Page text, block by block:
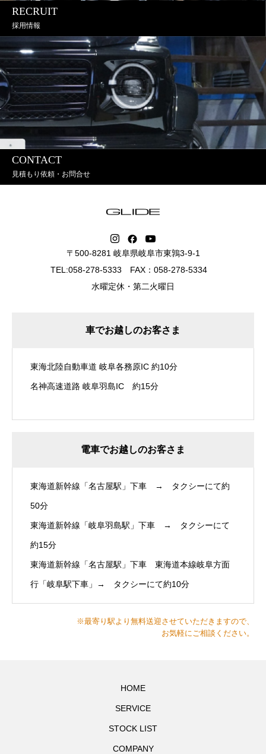
RECRUIT
採用情報
CONTACT
見積もり依頼・お問合せ
〒500-8281 岐阜県岐阜市東鶉3-9-1
TEL:058-278-5333 FAX：058-278-5334
水曜定休・第二火曜日
車でお越しのお客さま
東海北陸自動車道 岐阜各務原IC 約10分
名神高速道路 岐阜羽島IC 約15分
電車でお越しのお客さま
東海道新幹線「名古屋駅」下車 → タクシーにて約
50分
東海道新幹線「岐阜羽島駅」下車 → タクシーにて
約15分
東海道新幹線「名古屋駅」下車 東海道本線岐阜方面
行「岐阜駅下車」→ タクシーにて約10分
※最寄り駅より無料送迎させていただきますので、
お気軽にご相談ください。
HOME
SERVICE
STOCK LIST
COMPANY